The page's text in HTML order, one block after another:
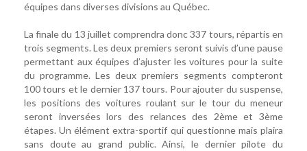
équipes dans diverses divisions au Québec.
La finale du 13 juillet comprendra donc 337 tours, répartis en
trois segments. Les deux premiers seront suivis d’une pause
permettant aux équipes d’ajuster les voitures pour la suite
du programme. Les deux premiers segments compteront
100 tours et le dernier 137 tours. Pour ajouter du suspense,
les positions des voitures roulant sur le tour du meneur
seront inversées lors des relances des 2ème et 3ème
étapes. Un élément extra-sportif qui questionne mais plaira
sans doute au grand public. Ainsi, le dernier pilote du